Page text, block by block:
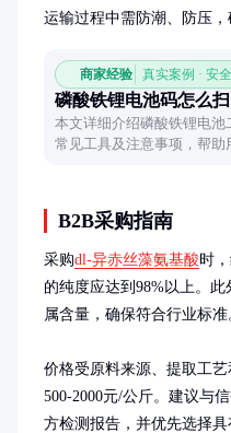
运输过程中需防潮、防压，
商家经验 真实案例 · 安
磷酸铁锂电池码怎么扫
本文详细介绍磷酸铁锂电池
常见工具及注意事项，帮
B2B采购指南
采购dl-异赤丝藻氨基酸时
的纯度应达到98%以上。
属含量，确保符合行业标准
价格受原料来源、提取工
500-2000元/公斤。建议与
方检测报告，并优先选择具